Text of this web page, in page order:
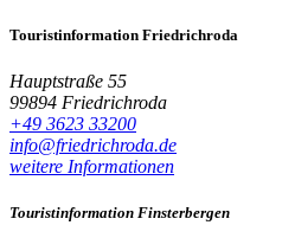
Touristinformation Friedrichroda
Hauptstraße 55
99894 Friedrichroda
+49 3623 33200
info@friedrichroda.de
weitere Informationen
Touristinformation Finsterbergen